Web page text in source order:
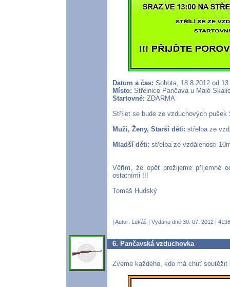
Datum a čas: Sobota, 18.8.2012 od 13
Místo: Střelnice Pančava u Malé
Startovné: ZDARMA
Střílet se bude ze vzduchových
Muži, Ženy, Starší děti: střelba ze
Mladší děti: střelba ze vzdálenosti
Věřím, že opět prožijeme příjemné
ostatními !!!
Tomáš Hudský
| Autor: Lukáš | Vydáno dne 30. 07. 2012 |
6. Pančavská vzduchovka
Zveme každého, kdo má chuť